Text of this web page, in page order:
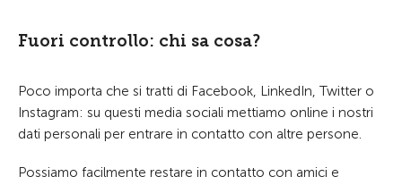
Fuori controllo: chi sa cosa?
Poco importa che si tratti di Facebook, LinkedIn, Twitter o
Instagram: su questi media sociali mettiamo online i nostri
dati personali per entrare in contatto con altre persone.
Possiamo facilmente restare in contatto con amici e